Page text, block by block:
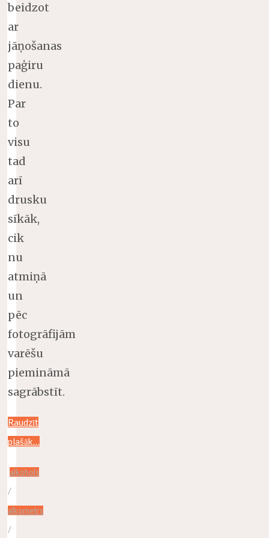
beidzot
ar
jāņošanas
paģiru
dienu.
Par
to
visu
tad
arī
drusku
sīkāk,
cik
nu
atmiņā
un
pēc
fotogrāfijām
varēšu
piemināmā
sagrābstīt.
Raudzīt
plašāk…
alkohols
/
alkometrs
/